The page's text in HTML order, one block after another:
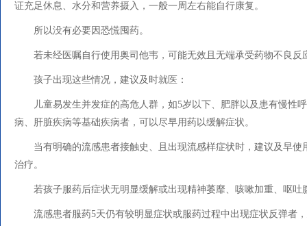
证充足休息、水分和营养摄入，一般一周左右能自行康复。
所以没有必要因恐慌囤药。
若未经医嘱自行使用奥司他韦，可能无效且无端承受药物不良反
孩子出现这些情况，建议及时就医：
儿童易发生并发症的高危人群，如5岁以下、肥胖以及患有慢性
病、肝脏疾病等基础疾病者，可以尽早用药以缓解症状。
当有明确的流感患者接触史、且出现流感样症状时，建议及早
治疗。
若孩子服药后症状无明显缓解或出现精神萎靡、咳嗽加重、呕吐
流感患者服药5天仍有较明显症状或服药过程中出现症状反弹者